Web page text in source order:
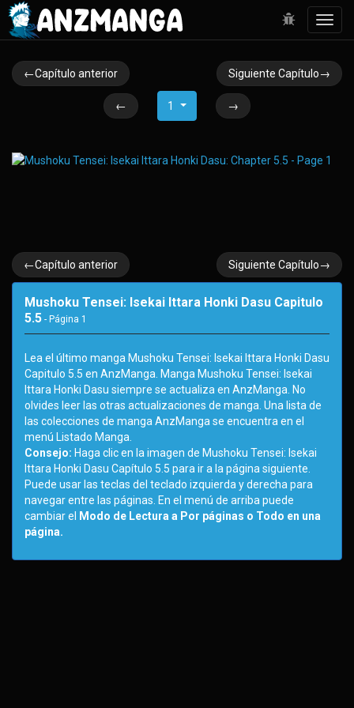
←Capítulo anterior Siguiente Capítulo→
← 1 →
←Capítulo anterior Siguiente Capítulo→
Mushoku Tensei: Isekai Ittara Honki Dasu Capitulo
5.5 - Página 1
Lea el último manga Mushoku Tensei: Isekai Ittara Honki Dasu
Capitulo 5.5 en AnzManga. Manga Mushoku Tensei: Isekai
Ittara Honki Dasu siempre se actualiza en AnzManga. No
olvides leer las otras actualizaciones de manga. Una lista de
las colecciones de manga AnzManga se encuentra en el
menú Listado Manga.
Consejo: Haga clic en la imagen de Mushoku Tensei: Isekai
Ittara Honki Dasu Capítulo 5.5 para ir a la página siguiente.
Puede usar las teclas del teclado izquierda y derecha para
navegar entre las páginas. En el menú de arriba puede
cambiar el
Modo de Lectura a Por páginas o Todo en una
página.